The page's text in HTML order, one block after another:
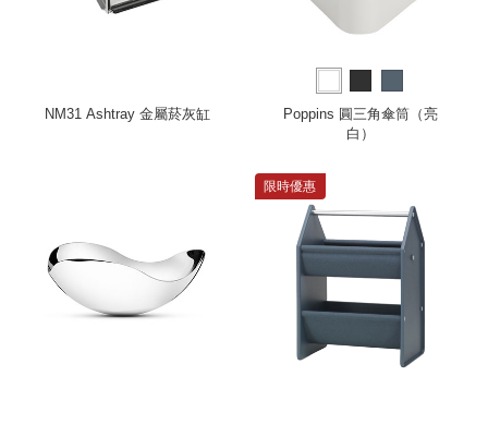
NM31 Ashtray 金屬菸灰缸
Poppins 圓三角傘筒（亮
白）
限時優惠